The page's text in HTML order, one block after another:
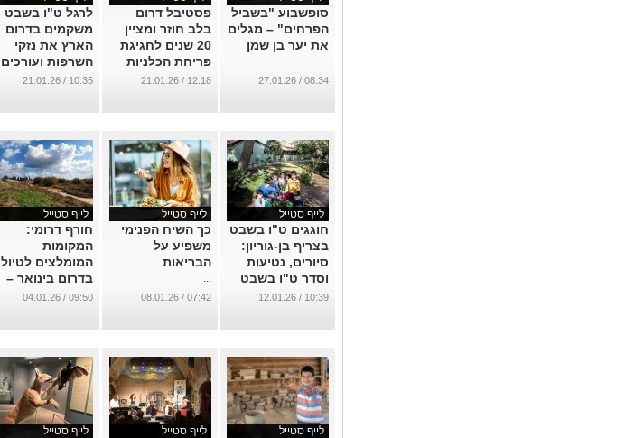
סופשבוע "בשביל
הפרחים" – מגלים
את יער בן שמן
08:34 / 27.01.26
פסטיבל דרום
בלב חוזר ומציין
20 שנים לחגיגת
פריחת הכלניות
בנגב
12:18 / 21.01.26
לרגל ט"ו בשבט
משקמים בדרום
הארץ את נזקי
השרפות ועורכים
נטיעות חדשות
10:35 / 21.01.26
לייף סטייל
חוגגים ט"ו בשבט
בצריף בן-גוריון:
סיורים, נטיעות
וסדר ט"ו בשבט
חגיגי בלב המדבר
10:39 / 12.01.26
לייף סטייל
כך השיח הפנימי
משפיע על
הבריאות
...
07:42 / 08.01.26
לייף סטייל
חורף דרומי:
המקומות
המומלצים לטיול
בדרום בינואר –
בלי לשלם שקל
09:50 / 04.01.26
לייף סטייל לייף סטייל לייף סטייל